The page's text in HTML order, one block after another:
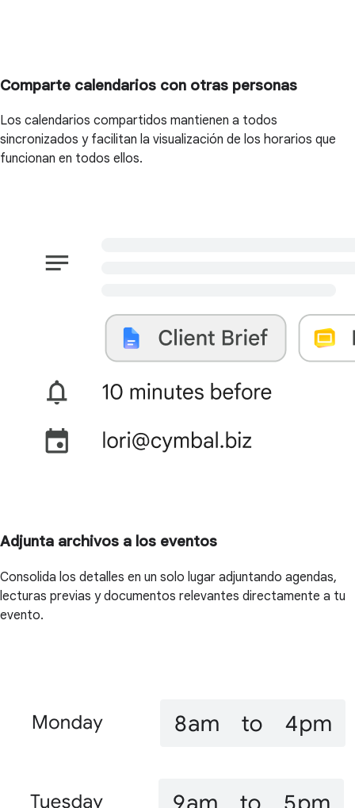
Comparte calendarios con otras personas
Los calendarios compartidos mantienen a todos
sincronizados y facilitan la visualización de los horarios que
funcionan en todos ellos.
Adjunta archivos a los eventos
Consolida los detalles en un solo lugar adjuntando agendas,
lecturas previas y documentos relevantes directamente a tu
evento.